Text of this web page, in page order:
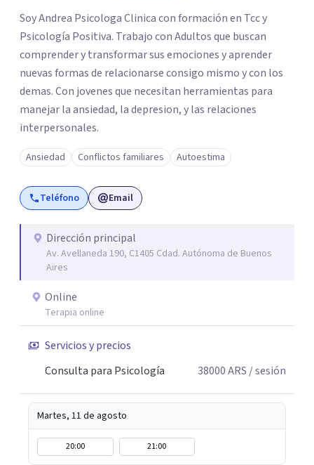
Soy Andrea Psicologa Clinica con formación en Tcc y
Psicología Positiva. Trabajo con Adultos que buscan
comprender y transformar sus emociones y aprender
nuevas formas de relacionarse consigo mismo y con los
demas. Con jovenes que necesitan herramientas para
manejar la ansiedad, la depresion, y las relaciones
interpersonales.
Ansiedad Conflictos familiares Autoestima
Teléfono Email
Dirección principal
Av. Avellaneda 190, C1405 Cdad. Autónoma de Buenos
Aires
Online
Terapia online
Servicios y precios
Consulta para Psicología
38000ARS / sesión
Martes, 11 de agosto
20:00 21:00